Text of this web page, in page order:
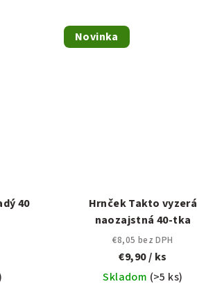
40
Novinka
Hrnček Takto vyzerá
naozajstná 40-tka
€8,05 bez DPH
€9,90/ ks
Skladom (>5 ks)